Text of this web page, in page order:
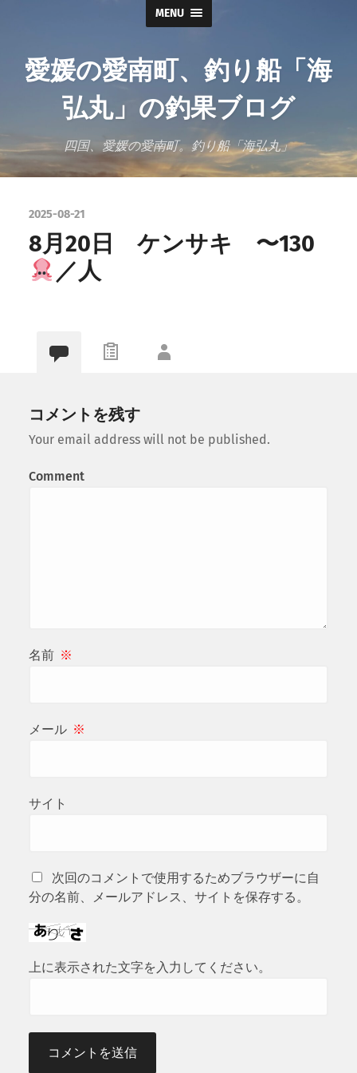
MENU
愛媛の愛南町、釣り船「海
弘丸」の釣果ブログ
四国、愛媛の愛南町。釣り船「海弘丸」
2025-08-21
8月20日 ケンサキ 〜130
／人
コメントを残す
Your email address will not be published.
Comment
名前 ※
メール ※
サイト
次回のコメントで使用するためブラウザーに自
分の名前、メールアドレス、サイトを保存する。
上に表示された文字を入力してください。